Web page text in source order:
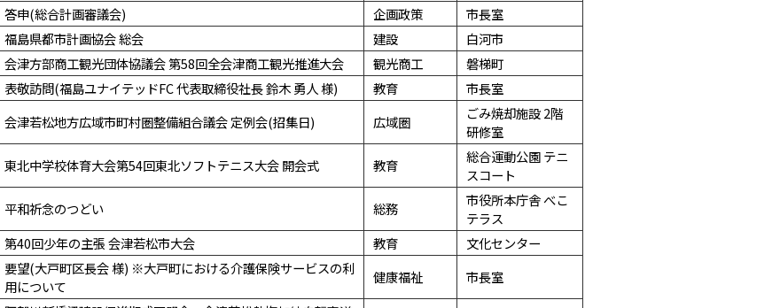
答申(総合計画審議会) 企画政策
市長室
福島県都市計画協会 総会 建設
白河市
会津方部商工観光団体協議会 第58回全会津商工観光推進大会 観光商工
磐梯町
表敬訪問(福島ユナイテッドFC 代表取締役社長 鈴木 勇人 様) 教育
市長室
会津若松地方広域市町村圏整備組合議会 定例会(招集日) 広域圏
ごみ焼却施設 2階
研修室
東北中学校体育大会第54回東北ソフトテニス大会 開会式 教育
総合運動公園 テニ
スコート
平和祈念のつどい 総務
市役所本庁舎 べこ
テラス
第40回少年の主張 会津若松市大会 教育
文化センター
要望(大戸町区長会 様) ※大戸町における介護保険サービスの利
用について
健康福祉 市長室